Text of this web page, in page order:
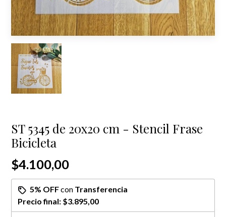
ST 5345 de 20x20 cm - Stencil Frase
Bicicleta
$4.100,00
5% OFFcon Transferencia
Precio final: $3.895,00